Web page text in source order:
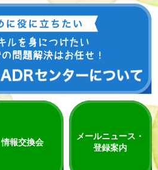
情報交換会
メールニュース・
登録案内